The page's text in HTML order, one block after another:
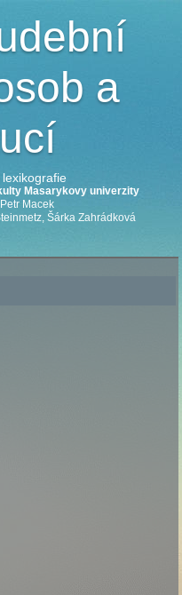
a
Masarykovy univerzity
Macek
Šárka Zahrádková